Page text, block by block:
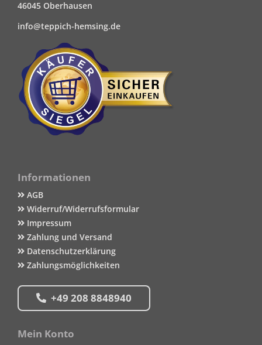
46045 Oberhausen
info@teppich-hemsing.de
Informationen
AGB
Widerruf/Widerrufsformular
Impressum
Zahlung und Versand
Datenschutzerklärung
Zahlungsmöglichkeiten
+49 208 8848940
Mein Konto